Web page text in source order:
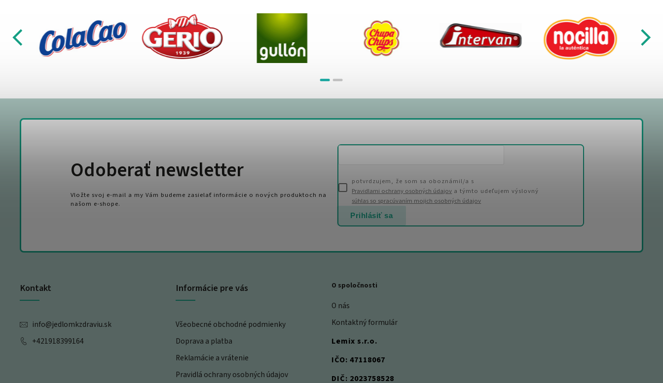
Kontakt
info@jedlomkzdraviu.sk
+421918399164
Informácie pre vás
Všeobecné obchodné podmienky
Doprava a platba
Reklamácie a vrátenie
Pravidlá ochrany osobných údajov
O spoločnosti
O nás
Kontaktný formulár
Lemix s.r.o.
IČO: 47118067
DIČ: 2023758528
Odoberať newsletter
Vložte svoj e-mail a my Vám budeme zasielať informácie o nových produktoch na
našom e-shope.
potvrdzujem, že som sa oboznámil/a s
Pravidlami ochrany osobných údajov a týmto udeľujem výslovný
súhlas so spracúvaním mojich osobných údajov
Prihlásiť sa